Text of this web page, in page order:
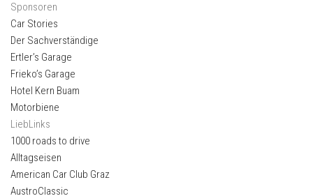
Sponsoren
Car Stories
Der Sachverständige
Ertler’s Garage
Frieko’s Garage
Hotel Kern Buam
Motorbiene
LiebLinks
1000 roads to drive
Alltagseisen
American Car Club Graz
AustroClassic